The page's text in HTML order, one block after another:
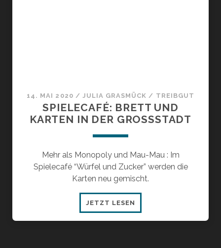
14. MAI 2020 / JULIA GRASMÜCK / TREIBGUT
SPIELECAFÉ: BRETT UND
KARTEN IN DER GROSSSTADT
Mehr als Monopoly und Mau-Mau : Im
Spielecafé “Würfel und Zucker” werden die
Karten neu gemischt.
JETZT LESEN
BRETT